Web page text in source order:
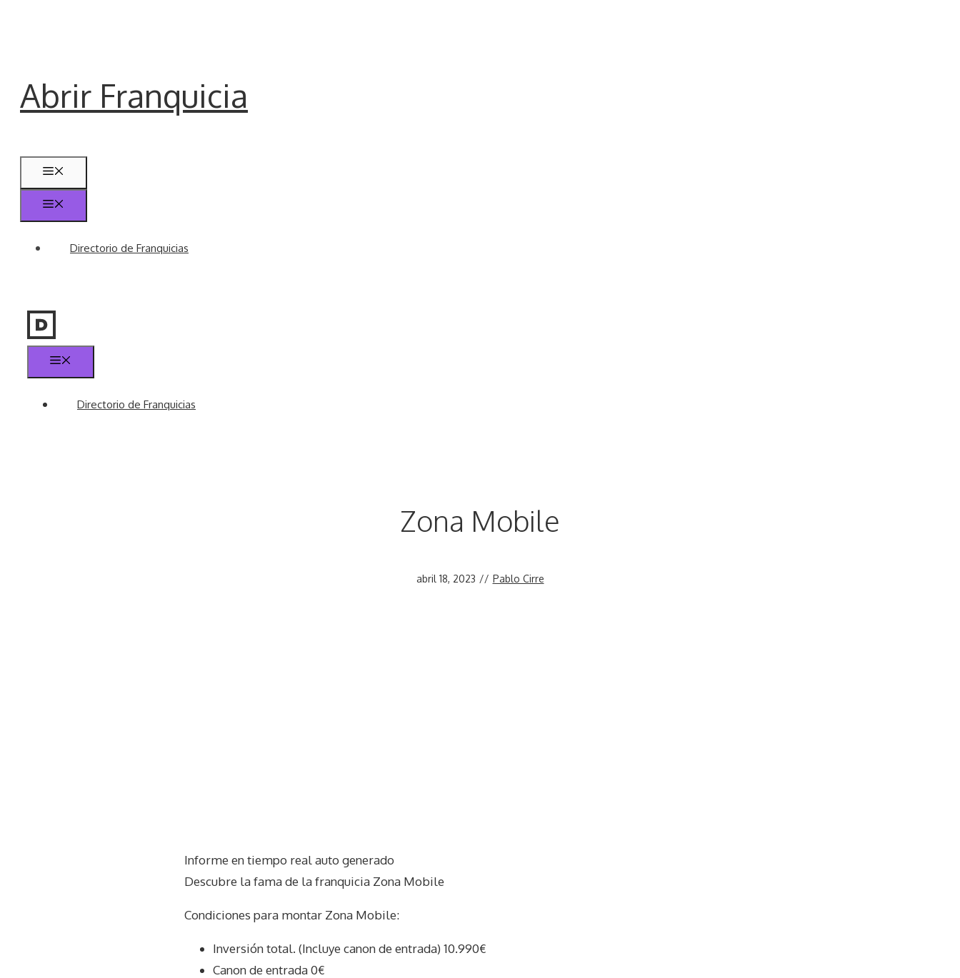
Abrir Franquicia
Directorio de Franquicias
Directorio de Franquicias
Zona Mobile
abril 18, 2023 // Pablo Cirre
Informe en tiempo real auto generado
Descubre la fama de la franquicia Zona Mobile
Condiciones para montar Zona Mobile:
Inversión total. (Incluye canon de entrada) 10.990€
Canon de entrada 0€